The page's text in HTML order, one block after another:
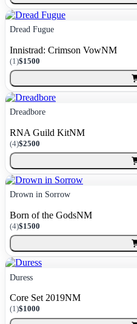
Dread Fugue
Innistrad: Crimson VowNM
(1)$1500
Dreadbore
RNA Guild KitNM
(4)$2500
Drown in Sorrow
Born of the GodsNM
(4)$1500
Duress
Core Set 2019NM
(1)$1000